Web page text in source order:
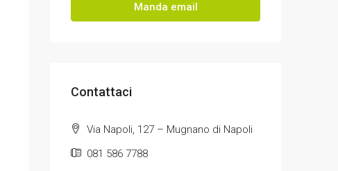
Manda email
Contattaci
Via Napoli, 127 – Mugnano di Napoli
081 586 7788